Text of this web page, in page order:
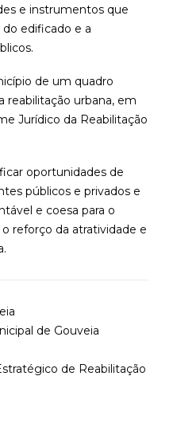
e instrumentos que
edificado e a
de um quadro
reabilitação urbana, em
Jurídico da Reabilitação
oportunidades de
públicos e privados e
e coesa para o
reforço da atratividade e
de Gouveia
de Reabilitação